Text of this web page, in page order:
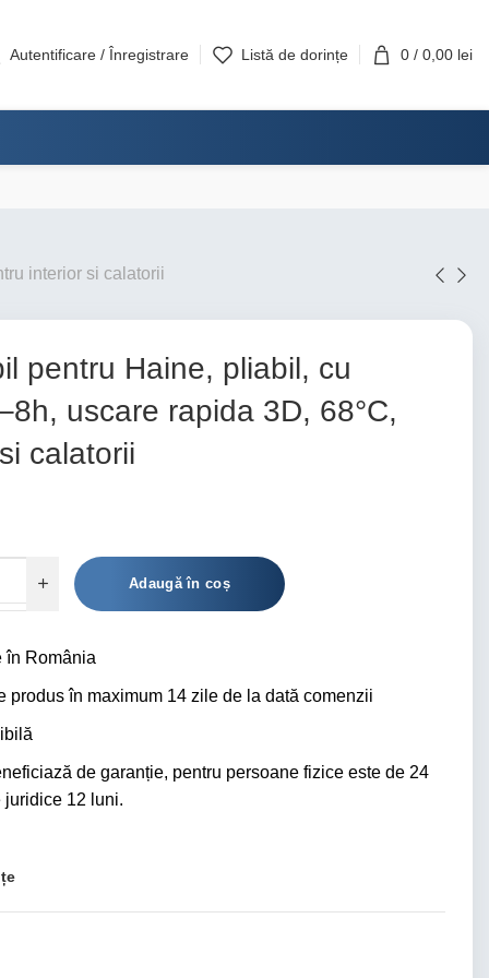
Autentificare / Înregistrare Listă de dorințe 0 / 0,00 lei
interior si calatorii
pentru Haine, pliabil, cu
uscare rapida 3D, 68°C,
calatorii
Adaugă în coș
România
produs în maximum 14 zile de la dată comenzii
de garanție, pentru persoane fizice este de 24
juridice 12 luni.